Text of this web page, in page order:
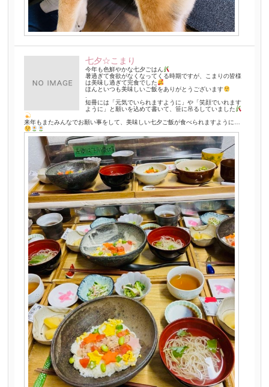
七夕☆こまり
今年も色鮮やかな七夕ごはん
暑過ぎて食欲がなくなってくる時期ですが、こまりの皆様
は美味し過ぎて完食でした
ほんといつも美味しいご飯をありがとうございます
短冊には「元気でいられますように」や「笑顔でいれます
ように」と願いを込めて書いて、笹に吊るしていました
来年もまたみんなでお願い事をして、美味しい七夕ご飯が食べられますように…